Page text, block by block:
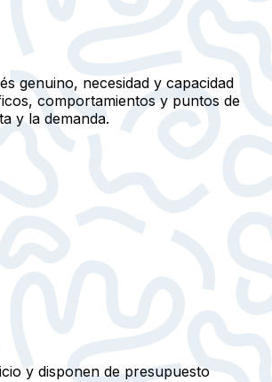
genuino, necesidad y capacidad
comportamientos y puntos de
y la demanda.
y disponen de presupuesto